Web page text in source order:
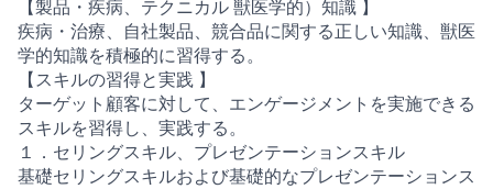
【製品・疾病、テクニカル 獣医学的）知識 】
疾病・治療、自社製品、競合品に関する正しい知識、獣医
学的知識を積極的に習得する。
【スキルの習得と実践 】
ターゲット顧客に対して、エンゲージメントを実施できる
スキルを習得し、実践する。
１．セリングスキル、プレゼンテーションスキル
基礎セリングスキルおよび基礎的なプレゼンテーションス